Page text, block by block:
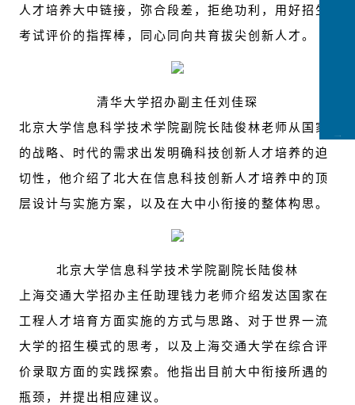
人才培养大中链接，弥合段差，拒绝功利，用好招生
考试评价的指挥棒，同心同向共育拔尖创新人才。
清华大学招办副主任刘佳琛
北京大学信息科学技术学院副院长陆俊林老师从国家
的战略、时代的需求出发明确科技创新人才培养的迫
切性，他介绍了北大在信息科技创新人才培养中的顶
层设计与实施方案，以及在大中小衔接的整体构思。
北京大学信息科学技术学院副院长陆俊林
上海交通大学招办主任助理钱力老师介绍发达国家在
工程人才培育方面实施的方式与思路、对于世界一流
大学的招生模式的思考，以及上海交通大学在综合评
价录取方面的实践探索。他指出目前大中衔接所遇的
瓶颈，并提出相应建议。